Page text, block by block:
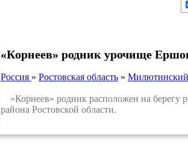
«Корнеев» родник урочище
Россия » Ростовская область»
«Корнеев» родник расположен на берегу
района Ростовской области.